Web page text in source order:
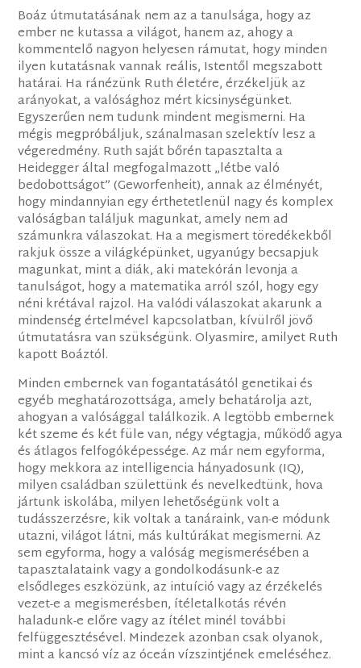
Boáz útmutatásának nem az a tanulsága, hogy az
ember ne kutassa a világot, hanem az, ahogy a
kommentelő nagyon helyesen rámutat, hogy minden
ilyen kutatásnak vannak reális, Istentől megszabott
határai. Ha ránézünk Ruth életére, érzékeljük az
arányokat, a valósághoz mért kicsinységünket.
Egyszerűen nem tudunk mindent megismerni. Ha
mégis megpróbáljuk, szánalmasan szelektív lesz a
végeredmény. Ruth saját bőrén tapasztalta a
Heidegger által megfogalmazott „létbe való
bedobottságot” (Geworfenheit), annak az élményét,
hogy mindannyian egy érthetetlenül nagy és komplex
valóságban találjuk magunkat, amely nem ad
számunkra válaszokat. Ha a megismert töredékekből
rakjuk össze a világképünket, ugyanúgy becsapjuk
magunkat, mint a diák, aki matekórán levonja a
tanulságot, hogy a matematika arról szól, hogy egy
néni krétával rajzol. Ha valódi válaszokat akarunk a
mindenség értelmével kapcsolatban, kívülről jövő
útmutatásra van szükségünk. Olyasmire, amilyet Ruth
kapott Boáztól.
Minden embernek van fogantatásától genetikai és
egyéb meghatározottsága, amely behatárolja azt,
ahogyan a valósággal találkozik. A legtöbb embernek
két szeme és két füle van, négy végtagja, működő agya
és átlagos felfogóképessége. Az már nem egyforma,
hogy mekkora az intelligencia hányadosunk (IQ),
milyen családban születtünk és nevelkedtünk, hova
jártunk iskolába, milyen lehetőségünk volt a
tudásszerzésre, kik voltak a tanáraink, van-e módunk
utazni, világot látni, más kultúrákat megismerni. Az
sem egyforma, hogy a valóság megismerésében a
tapasztalataink vagy a gondolkodásunk-e az
elsődleges eszközünk, az intuíció vagy az érzékelés
vezet-e a megismerésben, ítéletalkotás révén
haladunk-e előre vagy az ítélet minél további
felfüggesztésével. Mindezek azonban csak olyanok,
mint a kancsó víz az óceán vízszintjének emeléséhez.